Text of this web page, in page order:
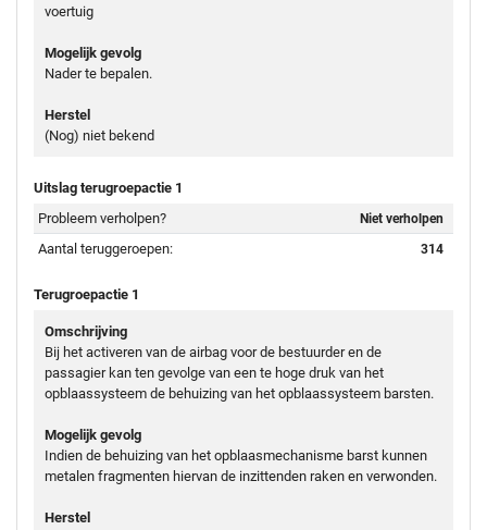
voertuig
Mogelijk gevolg
Nader te bepalen.
Herstel
(Nog) niet bekend
Uitslag terugroepactie 1
Probleem verholpen?
Niet verholpen
Aantal teruggeroepen: 314
Terugroepactie 1
Omschrijving
Bij het activeren van de airbag voor de bestuurder en de
passagier kan ten gevolge van een te hoge druk van het
opblaassysteem de behuizing van het opblaassysteem barsten.
Mogelijk gevolg
Indien de behuizing van het opblaasmechanisme barst kunnen
metalen fragmenten hiervan de inzittenden raken en verwonden.
Herstel